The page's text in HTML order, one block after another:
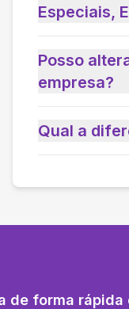
Especiais,
Posso
empresa?
Qual a
de forma rápida